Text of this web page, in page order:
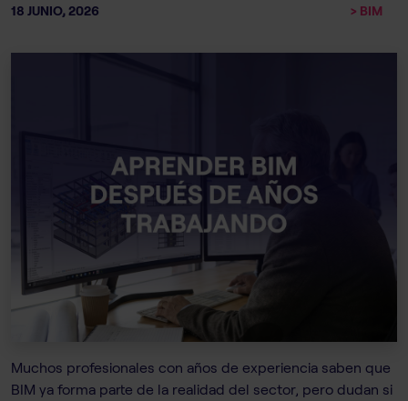
18 JUNIO, 2026 > BIM
Muchos profesionales con años de experiencia saben que
BIM ya forma parte de la realidad del sector, pero dudan si